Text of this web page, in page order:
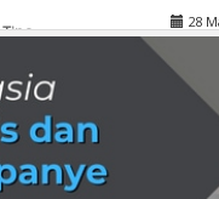
Tips
28
Ketika Anak Tidak Juara
di Lapangan — Apakah
Mengakui?